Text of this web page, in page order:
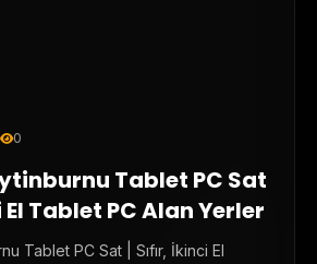
0
Tablet PC Sat
El Tablet PC Alan Yerler
Tablet PC Sat | Sıfır, İkinci El